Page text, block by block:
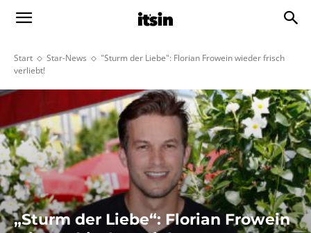
Start Star-News
"Sturm der Liebe": Florian Frowein wieder frisch
verliebt!
„Sturm der Liebe“: Florian Frowein